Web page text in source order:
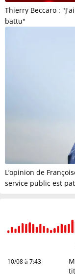
Thierry Beccaro :
battu"
L’opinion de
service public est
10/08 à 7:43